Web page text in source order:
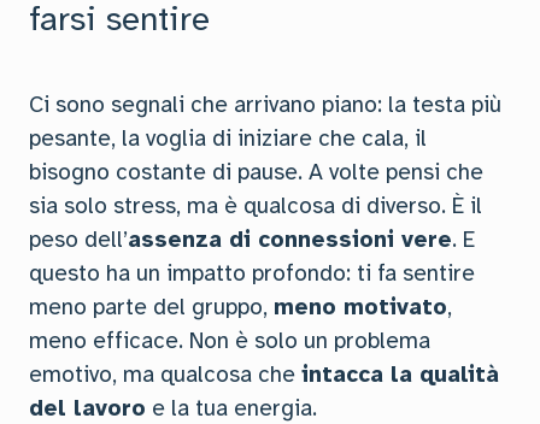
farsi sentire
Ci sono segnali che arrivano piano: la testa più
pesante, la voglia di iniziare che cala, il
bisogno costante di pause. A volte pensi che
sia solo stress, ma è qualcosa di diverso. È il
peso dell’assenza di connessioni vere. E
questo ha un impatto profondo: ti fa sentire
meno parte del gruppo, meno motivato,
meno efficace. Non è solo un problema
emotivo, ma qualcosa che intacca la qualità
del lavoro e la tua energia.